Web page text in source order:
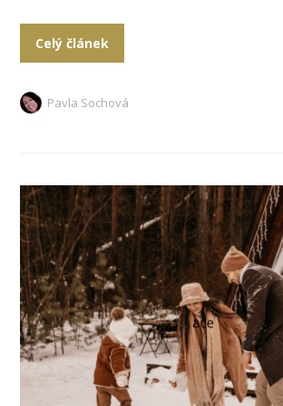
Celý článek
Pavla Sochová